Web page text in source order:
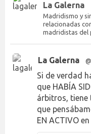
La Galerna
Madridismo y
relacionadas
madridistas del
La Galerna
Si de verdad
que HABÍA
árbitros, tiene
que
EN ACTIVO